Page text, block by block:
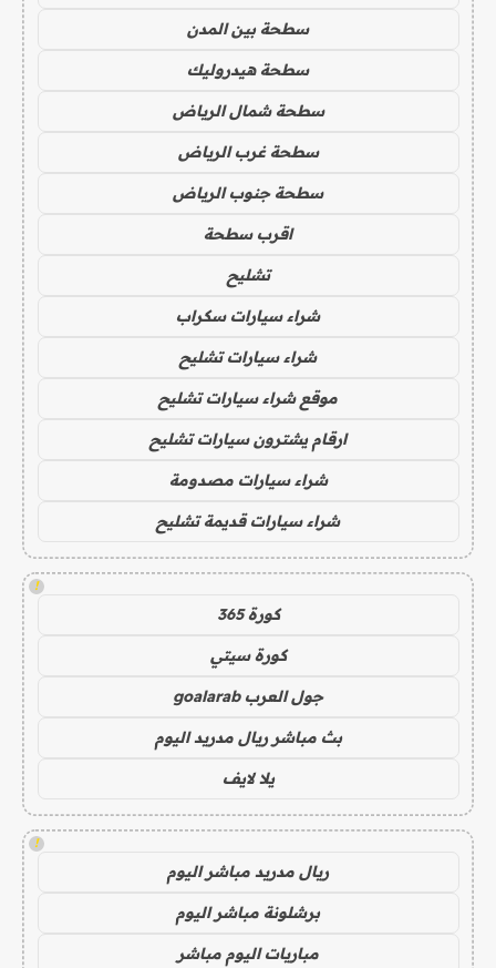
سطحة بين المدن
سطحة هيدروليك
سطحة شمال الرياض
سطحة غرب الرياض
سطحة جنوب الرياض
اقرب سطحة
تشليح
شراء سيارات سكراب
شراء سيارات تشليح
موقع شراء سيارات تشليح
ارقام يشترون سيارات تشليح
شراء سيارات مصدومة
شراء سيارات قديمة تشليح
!
كورة 365
كورة سيتي
جول العرب goalarab
بث مباشر ريال مدريد اليوم
يلا لايف
!
ريال مدريد مباشر اليوم
برشلونة مباشر اليوم
مباريات اليوم مباشر